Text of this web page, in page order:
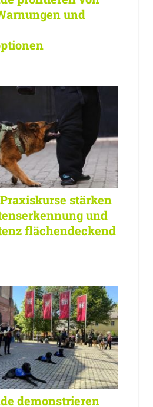
und
stärken
und
flächendeckend
demonstrieren